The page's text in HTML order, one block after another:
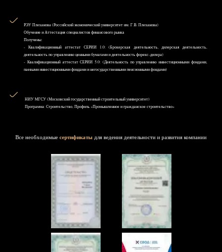
РЭУ Плеханова (Российский экономический университет им. Г.В. Плеханова)
Обучение и Аттестация специалистов финансового рынка
Получены:
- Квалификационный аттестат СЕРИИ 1.0: (Брокерская деятельность, дилерская деятельность,
деятельность по управлению ценными бумагами и деятельность форекс-дилера)
- Квалификационный аттестат СЕРИИ 5.0: (Деятельность по управлению инвестиционными фондами,
паевыми инвестиционными фондами и негосударственными пенсионными фондами)
НИУ MГСУ (Московский государственный строительный университет)
Программа: Строительство, Профиль «Промышленное и гражданское строительство»
Все необходимые сертификаты для ведения деятельности и развития компании